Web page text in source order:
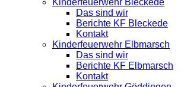
Das sind wir
Berichte KF Bleckede
Kontakt
Kinderfeuerwehr Elbmarsch
Das sind wir
Berichte KF Elbmarsch
Kontakt